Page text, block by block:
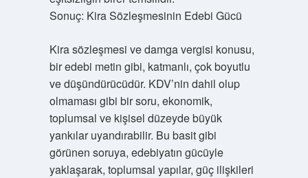
Sonuç: Kira Sözleşmesinin Edebi Gücü
Kira sözleşmesi ve damga vergisi konusu,
bir edebi metin gibi, katmanlı, çok boyutlu
ve düşündürücüdür. KDV’nin dahil olup
olmaması gibi bir soru, ekonomik,
toplumsal ve kişisel düzeyde büyük
yankılar uyandırabilir. Bu basit gibi
görünen soruya, edebiyatın gücüyle
yaklaşarak, toplumsal yapılar, güç ilişkileri